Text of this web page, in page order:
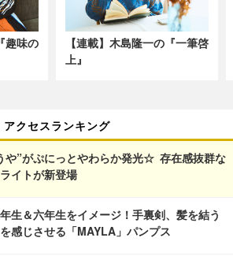
趣味の
【連載】木島隆一の『一筆啓
上』
アクセスランキング
や”がぷにっとやわらか発光☆ 存在感抜群な
イトが新登場
年生＆六年生をイメージ！手裏剣、髪を結う
感じさせる「MAYLA」パンプス